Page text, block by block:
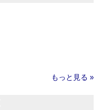
もっと見る »